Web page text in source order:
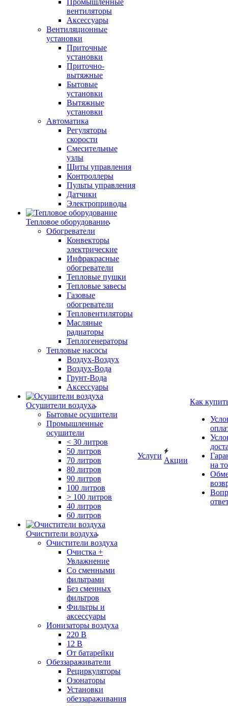
Промышленные
вентиляторы
Аксессуары
Вентиляционные
установки
Приточные
установки
Приточно-
вытяжные
Бытовые
установки
Вытяжные
установки
Автоматика
Регуляторы
скорости
Смесительные
узлы
Щиты управления
Контроллеры
Пульты управления
Датчики
Электроприводы
Тепловое оборудование
Обогреватели
Конвекторы
электрические
Инфракрасные
обогреватели
Тепловые пушки
Тепловые завесы
Газовые
обогреватели
Тепловентиляторы
Масляные
радиаторы
Теплогенераторы
Тепловые насосы
Воздух-Воздух
Воздух-Вода
Грунт-Вода
Аксессуары
Осушители воздуха
Бытовые осушители
Промышленные
осушители
< 30 литров
50 литров
70 литров
80 литров
90 литров
100 литров
> 100 литров
40 литров
60 литров
Очистители воздуха
Очистители воздуха
Очистка +
Увлажнение
Cо сменными
фильтрами
Без сменных
фильтров
Фильтры и
аксессуары
Ионизаторы воздуха
220 В
12 В
От батарейки
Обеззараживатели
Рециркуляторы
Озонаторы
Установки
обеззараживания
Услуги
Акции
Как
на